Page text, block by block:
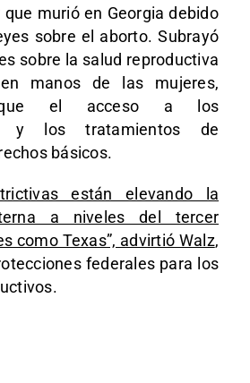
murió en Georgia debido
sobre el aborto. Subrayó
sobre la salud reproductiva
manos de las mujeres,
que el acceso a los
y los tratamientos de
básicos.
están elevando la
a niveles del tercer
como Texas”, advirtió Walz,
federales para los